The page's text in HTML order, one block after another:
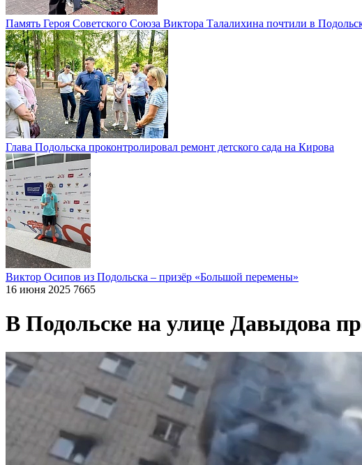
Память Героя Советского Союза Виктора Талалихина почтили в
Глава Подольска проконтролировал ремонт детского сада на Кирова
Виктор Осипов из Подольска – призёр «Большой перемены»
16 июня 2025 7665
В Подольске на улице Давыдова